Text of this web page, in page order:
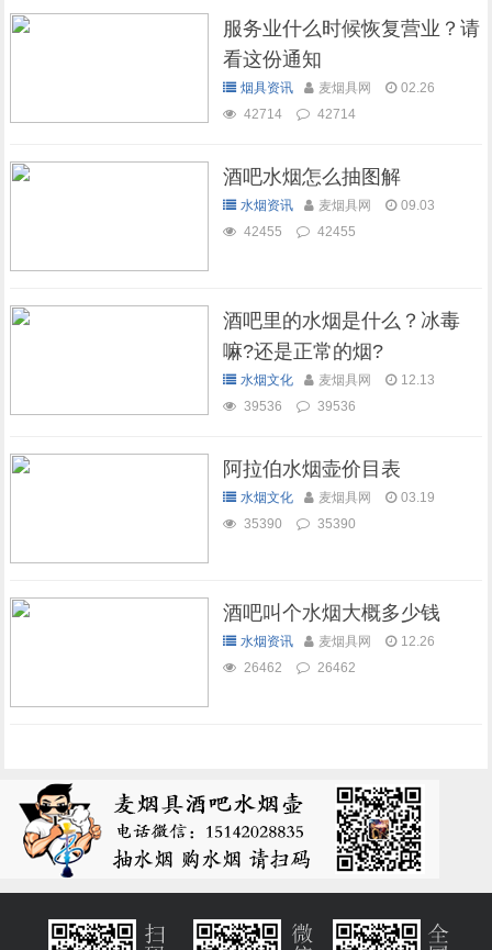
服务业什么时候恢复营业？请
看这份通知
烟具资讯 麦烟具网
02.26
42714
42714
酒吧水烟怎么抽图解
水烟资讯 麦烟具网
09.03
42455
42455
酒吧里的水烟是什么？冰毒
嘛?还是正常的烟?
水烟文化 麦烟具网
12.13
39536
39536
阿拉伯水烟壶价目表
水烟文化 麦烟具网
03.19
35390
35390
酒吧叫个水烟大概多少钱
水烟资讯 麦烟具网
12.26
26462
26462